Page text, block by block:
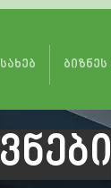
ბიზნეს